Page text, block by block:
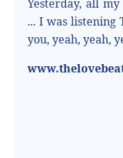
Yesterday, all
... I was listening
you, yeah, yeah,